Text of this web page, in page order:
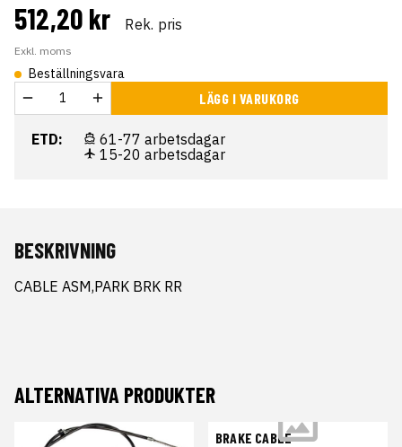
512,20 kr Rek. pris
Exkl. moms
Beställningsvara
LÄGG I VARUKORG
ETD:
61-77 arbetsdagar
15-20 arbetsdagar
BESKRIVNING
CABLE ASM,PARK BRK RR
ALTERNATIVA PRODUKTER
BRAKE CABLE